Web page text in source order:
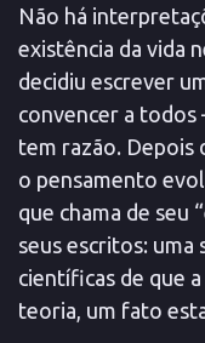
Não há
existência da vida
decidiu escrever
convencer a todos
tem razão. Depois
o pensamento
que chama de seu
seus escritos: uma
científicas de que
teoria, um fato